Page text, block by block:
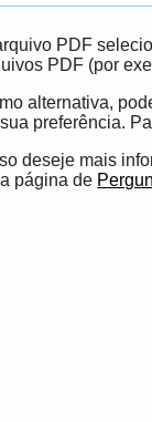
PDF
PDF (por
alternativa,
preferência.
deseje mais
página de